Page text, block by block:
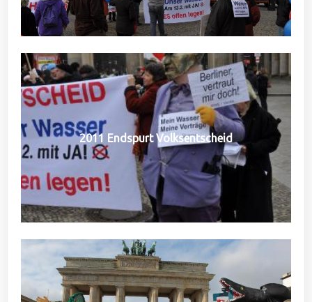
2011 Endspurt Volksentscheid